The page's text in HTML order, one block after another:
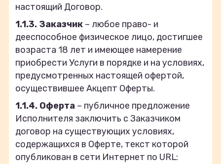
настоящий Договор.
1.1.3. Заказчик – любое право- и
дееспособное физическое лицо, достигшее
возраста 18 лет и имеющее намерение
приобрести Услуги в порядке и на условиях,
предусмотренных настоящей офертой,
осуществившее Акцепт Оферты.
1.1.4. Оферта – публичное предложение
Исполнителя заключить с Заказчиком
договор на существующих условиях,
содержащихся в Оферте, текст которой
опубликован в сети Интернет по URL: